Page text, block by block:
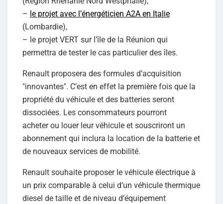
– le projet avec l’énergéticien A2A en Italie
(Lombardie),
– le projet VERT sur l’île de la Réunion qui
permettra de tester le cas particulier des îles.
Renault proposera des formules d’acquisition
"innovantes". C’est en effet la première fois que la
propriété du véhicule et des batteries seront
dissociées. Les consommateurs pourront
acheter ou louer leur véhicule et souscriront un
abonnement qui inclura la location de la batterie et
de nouveaux services de mobilité.
Renault souhaite proposer le véhicule électrique à
un prix comparable à celui d’un véhicule thermique
diesel de taille et de niveau d’équipement